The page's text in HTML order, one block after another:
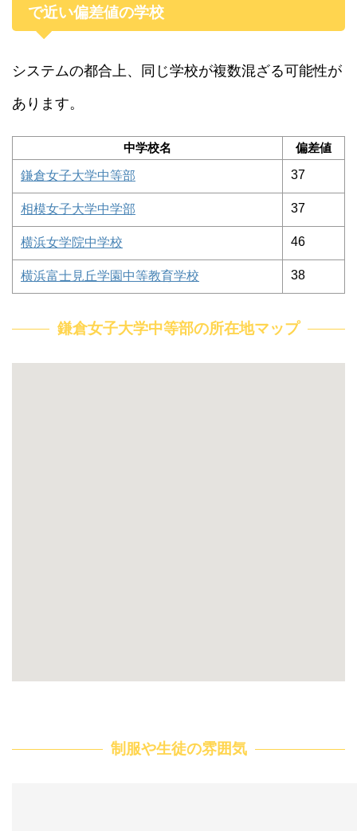
で近い偏差値の学校
システムの都合上、同じ学校が複数混ざる可能性が
あります。
中学校名 偏差値
鎌倉女子大学中等部 37
相模女子大学中学部 37
横浜女学院中学校 46
横浜富士見丘学園中等教育学校 38
鎌倉女子大学中等部の所在地マップ
制服や生徒の雰囲気